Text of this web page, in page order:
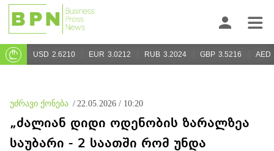
USD 2.6210 EUR 3.0212 RUB 3.2024 GBP 3.5216 AED
უძრავი ქონება / 22.05.2026 / 10:20
„ძალიან დიდი ოდენობის ზარალზეა
საუბარი - 2 საათში რომ უნდა